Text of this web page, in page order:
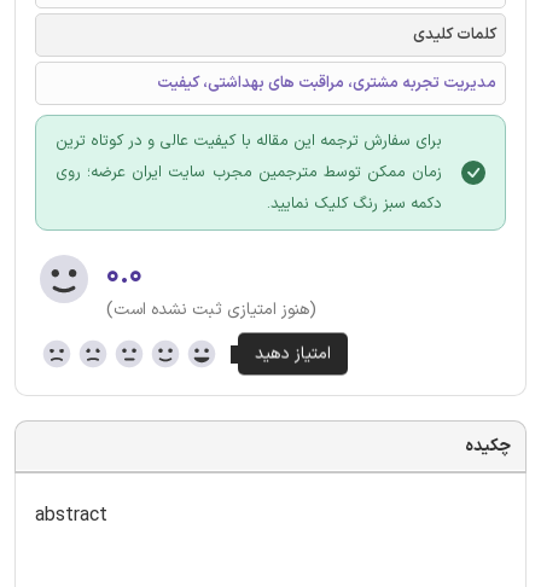
کلمات کلیدی
مدیریت تجربه مشتری، مراقبت های بهداشتی، کیفیت
برای سفارش ترجمه این مقاله با کیفیت عالی و در کوتاه ترین
زمان ممکن توسط مترجمین مجرب سایت ایران عرضه؛ روی
دکمه سبز رنگ کلیک نمایید.
۰.۰
(هنوز امتیازی ثبت نشده است)
چکیده
abstract